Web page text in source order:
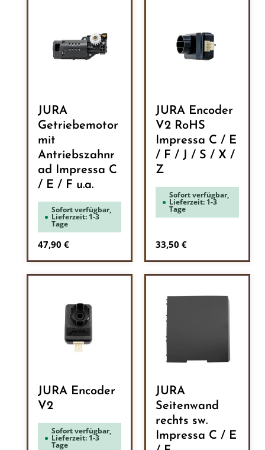
JURA
Getriebemotor
mit
Antriebszahnr
ad Impressa C
/ E / F u.a.
Sofort verfügbar,
Lieferzeit: 1-3
Tage
Regulärer Preis:
47,90 €
JURA Encoder
V2 RoHS
Impressa C / E
/ F / J / S / X /
Z
Sofort verfügbar,
Lieferzeit: 1-3
Tage
Regulärer Preis:
33,50 €
JURA Encoder
V2
Sofort verfügbar,
Lieferzeit: 1-3
Tage
JURA
Seitenwand
rechts sw.
Impressa C / E